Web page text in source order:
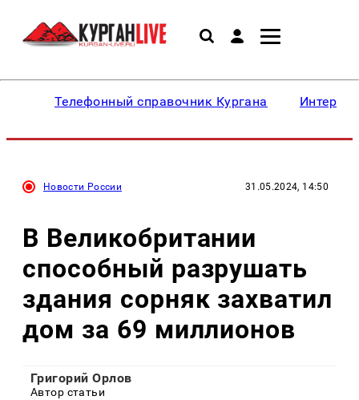
Телефонный справочник Кургана
Новости России 31.05.2024, 14:50
В Великобритании
способный разрушать
здания сорняк захватил
дом за 69 миллионов
Григорий Орлов
Автор статьи